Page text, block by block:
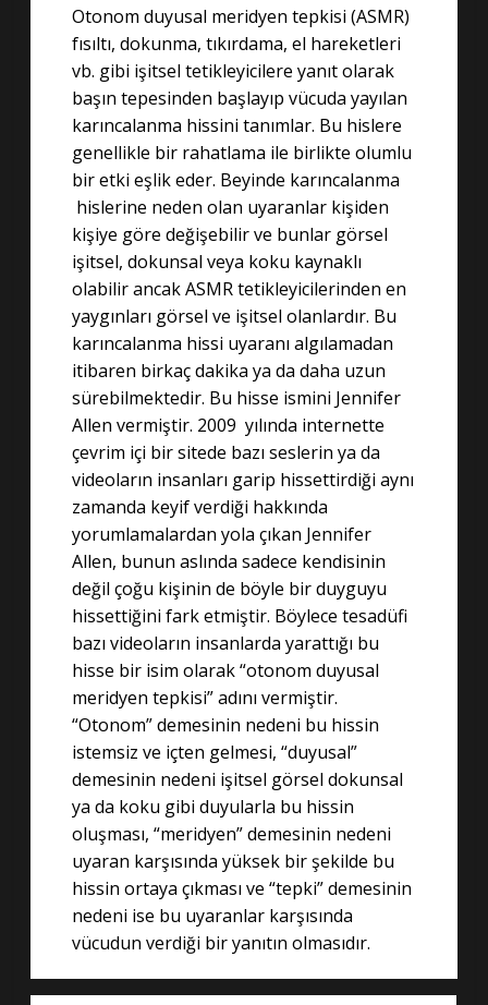
Otonom duyusal meridyen tepkisi (ASMR)
fısıltı, dokunma, tıkırdama, el hareketleri
vb. gibi işitsel tetikleyicilere yanıt olarak
başın tepesinden başlayıp vücuda yayılan
karıncalanma hissini tanımlar. Bu hislere
genellikle bir rahatlama ile birlikte olumlu
bir etki eşlik eder. Beyinde karıncalanma
hislerine neden olan uyaranlar kişiden
kişiye göre değişebilir ve bunlar görsel
işitsel, dokunsal veya koku kaynaklı
olabilir ancak ASMR tetikleyicilerinden en
yaygınları görsel ve işitsel olanlardır. Bu
karıncalanma hissi uyaranı algılamadan
itibaren birkaç dakika ya da daha uzun
sürebilmektedir. Bu hisse ismini Jennifer
Allen vermiştir. 2009 yılında internette
çevrim içi bir sitede bazı seslerin ya da
videoların insanları garip hissettirdiği aynı
zamanda keyif verdiği hakkında
yorumlamalardan yola çıkan Jennifer
Allen, bunun aslında sadece kendisinin
değil çoğu kişinin de böyle bir duyguyu
hissettiğini fark etmiştir. Böylece tesadüfi
bazı videoların insanlarda yarattığı bu
hisse bir isim olarak “otonom duyusal
meridyen tepkisi” adını vermiştir.
“Otonom” demesinin nedeni bu hissin
istemsiz ve içten gelmesi, “duyusal”
demesinin nedeni işitsel görsel dokunsal
ya da koku gibi duyularla bu hissin
oluşması, “meridyen” demesinin nedeni
uyaran karşısında yüksek bir şekilde bu
hissin ortaya çıkması ve “tepki” demesinin
nedeni ise bu uyaranlar karşısında
vücudun verdiği bir yanıtın olmasıdır.